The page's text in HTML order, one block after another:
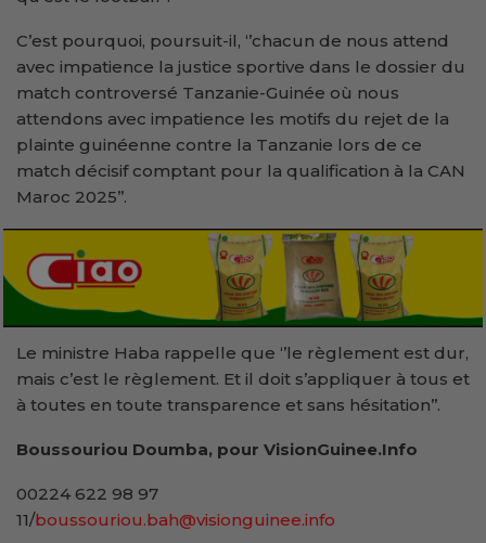
C’est pourquoi, poursuit-il, ‘’chacun de nous attend
avec impatience la justice sportive dans le dossier du
match controversé Tanzanie-Guinée où nous
attendons avec impatience les motifs du rejet de la
plainte guinéenne contre la Tanzanie lors de ce
match décisif comptant pour la qualification à la CAN
Maroc 2025’’.
Le ministre Haba rappelle que ‘’le règlement est dur,
mais c’est le règlement. Et il doit s’appliquer à tous et
à toutes en toute transparence et sans hésitation’’.
Boussouriou Doumba, pour VisionGuinee.Info
00224 622 98 97
11/boussouriou.bah@visionguinee.info